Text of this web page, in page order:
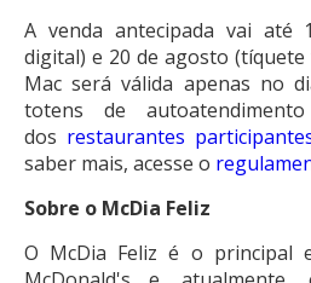
A venda antecipada vai até
digital) e 20 de agosto
Mac será válida apenas no
totens de
dos restaurantes
saber mais, acesse o
Sobre o McDia Feliz
O McDia Feliz é o principal